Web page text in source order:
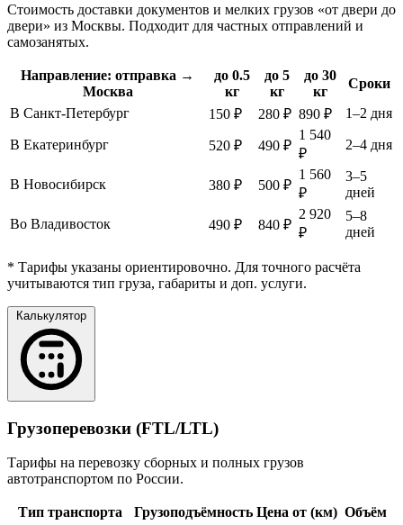
Стоимость доставки документов и мелких грузов «от двери до
двери» из Москвы. Подходит для частных отправлений и
самозанятых.
Направление: отправка →
Москва
до 0.5
кг
до 5
кг
до 30
кг
Сроки
В Санкт-Петербург
150 ₽ 280 ₽ 890 ₽ 1–2 дня
В Екатеринбург 520 ₽ 490 ₽
1 540
₽
2–4 дня
В Новосибирск 380 ₽ 500 ₽
1 560
₽
3–5
дней
Во Владивосток 490 ₽ 840 ₽
2 920
₽
5–8
дней
* Тарифы указаны ориентировочно. Для точного расчёта
учитываются тип груза, габариты и доп. услуги.
Калькулятор
Грузоперевозки (FTL/LTL)
Тарифы на перевозку сборных и полных грузов
автотранспортом по России.
Тип транспорта Грузоподъёмность Цена от (км) Объём